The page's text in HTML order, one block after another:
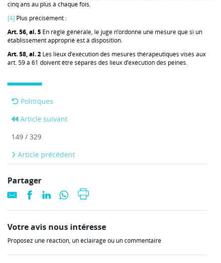
cinq ans au plus à chaque fois.
[4] Plus précisément :
Art. 56, al. 5 En règle générale, le juge n’ordonne une mesure que si un
établissement approprié est à disposition.
Art. 58, al. 2 Les lieux d’exécution des mesures thérapeutiques visés aux
art. 59 à 61 doivent être séparés des lieux d’exécution des peines.
Politiques
Article suivant
149 / 329
Article précédent
Partager
Votre avis nous intéresse
Proposez une réaction, un éclairage ou un commentaire